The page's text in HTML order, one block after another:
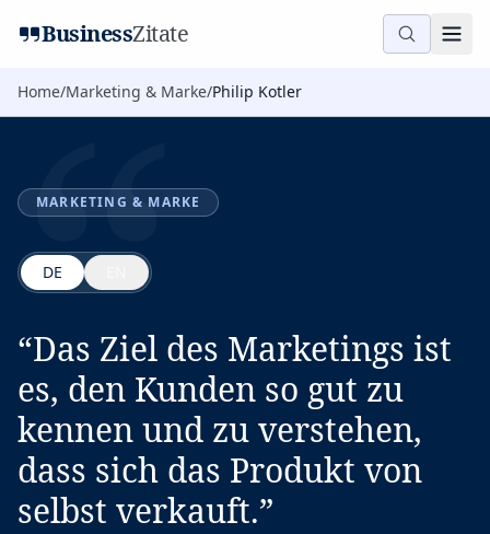
BusinessZitate
Home/Marketing & Marke/Philip Kotler
“
MARKETING & MARKE
DE
“Das Ziel des Marketings ist
es, den Kunden so gut zu
kennen und zu verstehen,
dass sich das Produkt von
selbst verkauft.”